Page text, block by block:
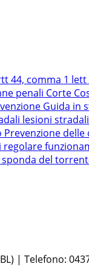
44, comma 1 lett
penali Corte
Guida in
lesioni
Prevenzione
regolare
sponda del
| Telefono: